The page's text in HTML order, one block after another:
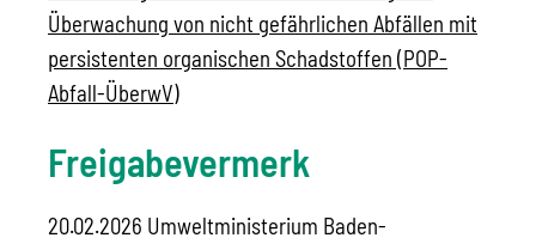
Überwachung von nicht gefährlichen Abfällen mit
persistenten organischen Schadstoffen (POP-
Abfall-ÜberwV)
Freigabevermerk
20.02.2026 Umweltministerium Baden-